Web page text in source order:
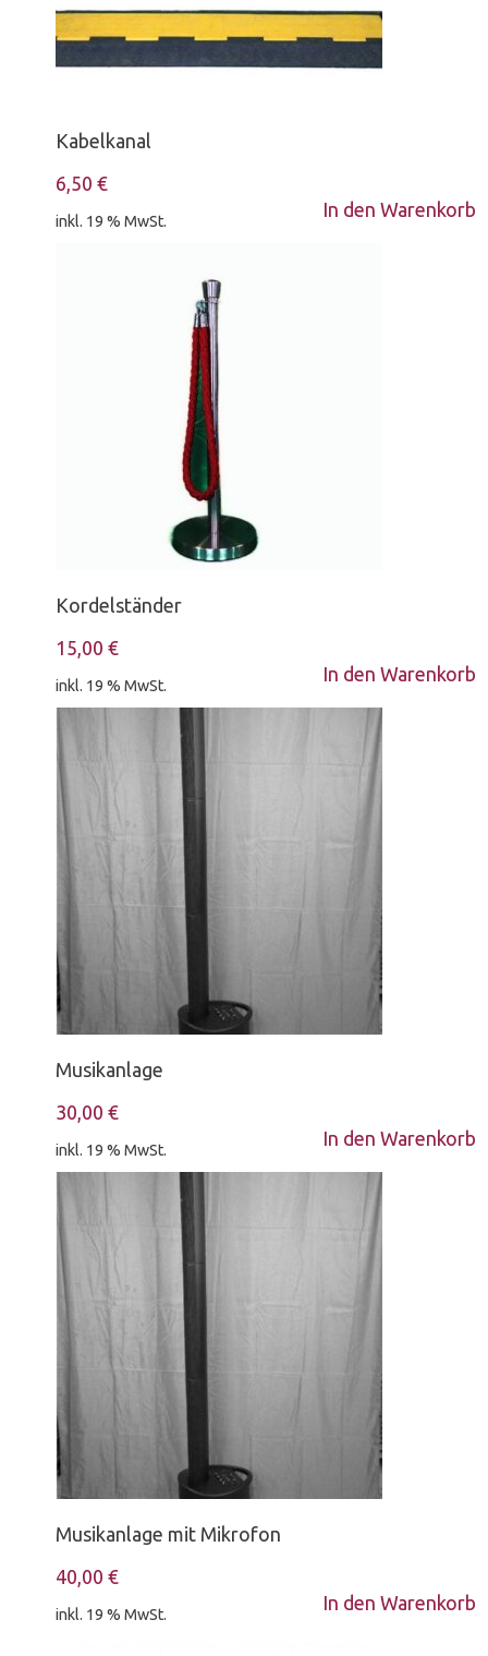
Katalog
Geschichte
Bildergalerie
Kabelkanal
6,50€
inkl. 19 % MwSt.
In den Warenkorb
Kordelständer
15,00€
inkl. 19 % MwSt.
In den Warenkorb
Musikanlage
30,00€
inkl. 19 % MwSt.
In den Warenkorb
Musikanlage mit Mikrofon
40,00€
inkl. 19 % MwSt.
In den Warenkorb